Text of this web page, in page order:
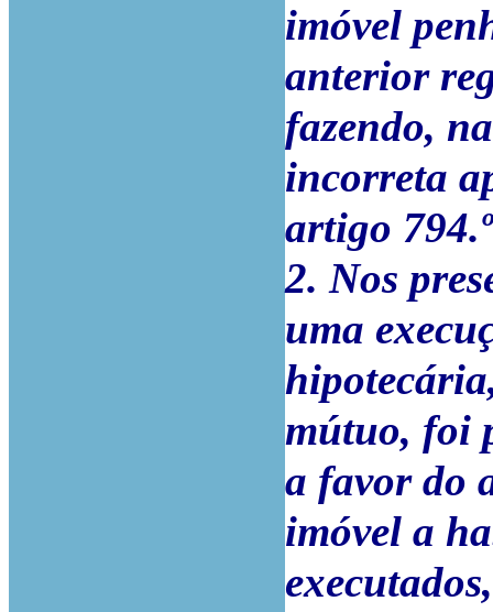
imóvel
anterior
fazendo,
incorreta
artigo
2. Nos
uma
mútuo, foi
a favor do
imóvel a